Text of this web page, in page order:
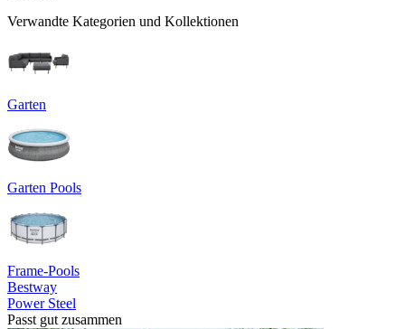
Verwandte Kategorien und Kollektionen
Garten
Garten Pools
Frame-Pools
Bestway
Power Steel
Passt gut zusammen